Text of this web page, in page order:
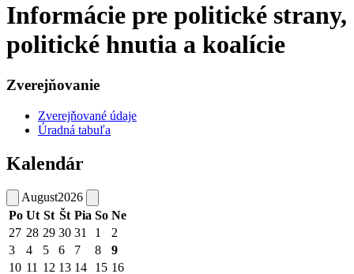
Informácie pre politické strany,
politické hnutia a koalície
Zverejňovanie
Zverejňované údaje
Úradná tabuľa
Kalendár
August2026
Po Ut St Št Pia So Ne
27 28 29 30 31 1
2
3
4 5 6 7 8
9
10 11 12 13 14 15 16